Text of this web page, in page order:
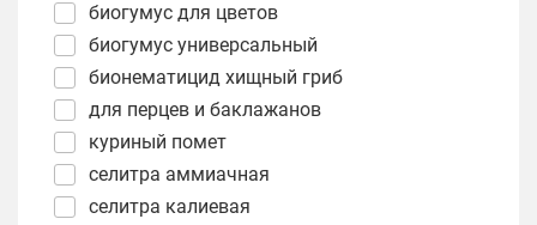
биогумус для цветов
биогумус универсальный
бионематицид хищный гриб
для перцев и баклажанов
куриный помет
селитра аммиачная
селитра калиевая